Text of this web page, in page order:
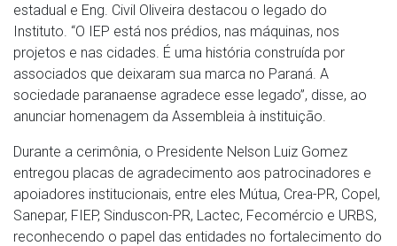
estadual e Eng. Civil Oliveira destacou o legado do
Instituto. “O IEP está nos prédios, nas máquinas, nos
projetos e nas cidades. É uma história construída por
associados que deixaram sua marca no Paraná. A
sociedade paranaense agradece esse legado”, disse, ao
anunciar homenagem da Assembleia à instituição.
Durante a cerimônia, o Presidente Nelson Luiz Gomez
entregou placas de agradecimento aos patrocinadores e
apoiadores institucionais, entre eles Mútua, Crea-PR, Copel,
Sanepar, FIEP, Sinduscon-PR, Lactec, Fecomércio e URBS,
reconhecendo o papel das entidades no fortalecimento do